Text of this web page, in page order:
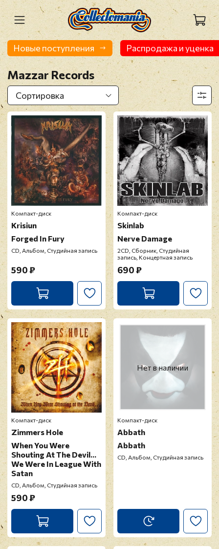
Новые поступления Распродажа и уценка
Mazzar Records
Компакт-диск
Krisiun
Forged In Fury
CD, Альбом, Студийная запись
590 ₽
Компакт-диск
Skinlab
Nerve Damage
2CD, Сборник, Студийная
запись, Концертная запись
690 ₽
Компакт-диск
Zimmers Hole
When You Were
Shouting At The Devil...
We Were In League With
Satan
CD, Альбом, Студийная запись
590 ₽
Нет в наличии
Компакт-диск
Abbath
Abbath
CD, Альбом, Студийная запись